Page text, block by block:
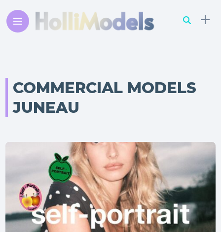
COMMERCIAL MODELS
JUNEAU